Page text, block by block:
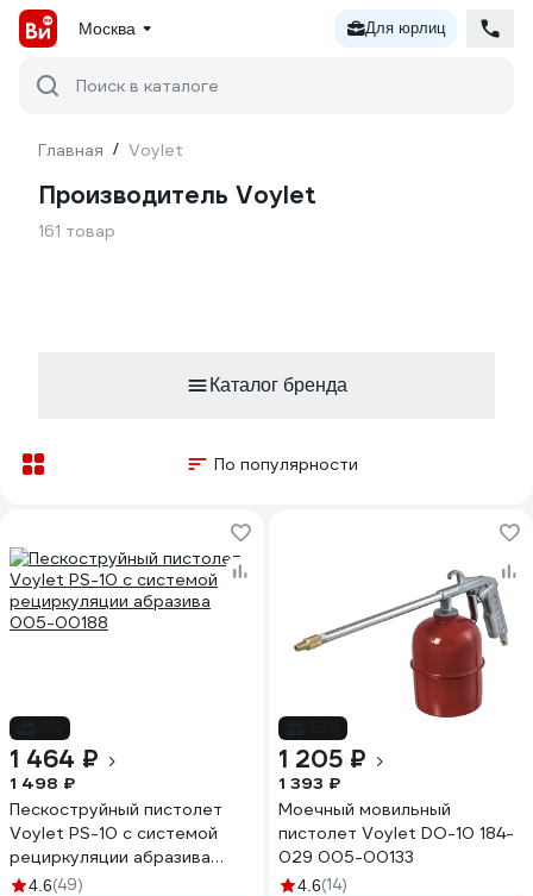
Москва Для юрлиц
Поиск в каталоге
Главная / Voylet
Производитель Voylet
161 товар
Каталог бренда
По популярности
1 464 ₽
1 498 ₽
Пескоструйный пистолет
Voylet PS-10 с системой
рециркуляции абразива
005-00188
4.6(49)
1 205 ₽
1 393 ₽
Моечный мовильный
пистолет Voylet DО-10 184-
029 005-00133
4.6(14)